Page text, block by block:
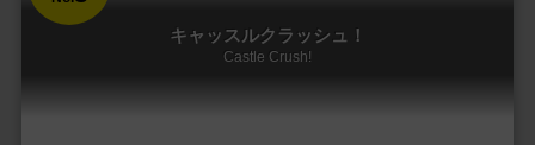
キャッスルクラッシュ！
Castle Crush!